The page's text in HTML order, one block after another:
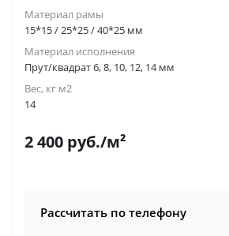
Материал рамы
15*15 / 25*25 / 40*25 мм
Материал исполнения
Прут/квадрат 6, 8, 10, 12, 14 мм
Вес, кг м2
14
2 400 руб./м²
Рассчитать по телефону